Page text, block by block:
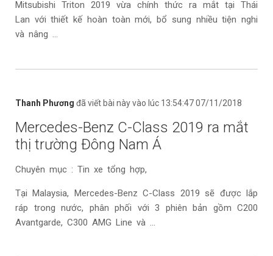
Mitsubishi Triton 2019 vừa chính thức ra mắt tại Thái
Lan với thiết kế hoàn toàn mới, bổ sung nhiều tiện nghi
và nâng ...
Thanh Phương đã viết bài này vào lúc 13:54:47 07/11/2018
Mercedes-Benz C-Class 2019 ra mắt
thị trường Đông Nam Á
Chuyên mục : Tin xe tổng hợp,
Tại Malaysia, Mercedes-Benz C-Class 2019 sẽ được lắp
ráp trong nước, phân phối với 3 phiên bản gồm C200
Avantgarde, C300 AMG Line và ...